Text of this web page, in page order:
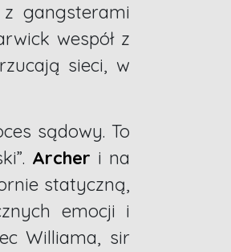
gangsterami
wespół z
sieci, w
sądowy. To
Archer i na
statyczną,
emocji i
Williama, sir